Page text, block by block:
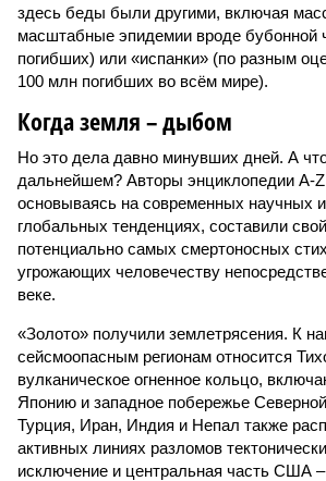
здесь беды были другими, включая
масштабные эпидемии вроде бубонной
погибших) или «испанки» (по разным
100 млн погибших во всём мире).
Когда земля – дыбом
Но это дела давно минувших дней. А
дальнейшем? Авторы энциклопедии A-
основываясь на современных научных
глобальных тенденциях, составили
потенциально самых смертоносных
угрожающих человечеству
веке.
«Золото» получили землетрясения. К
сейсмоопасным регионам относится
вулканическое огненное кольцо,
Японию и западное побережье
Турция, Иран, Индия и Непал также
активных линиях разломов
исключение и центральная часть США